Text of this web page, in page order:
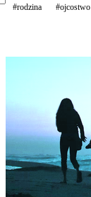
#rodzina #ojcostwo